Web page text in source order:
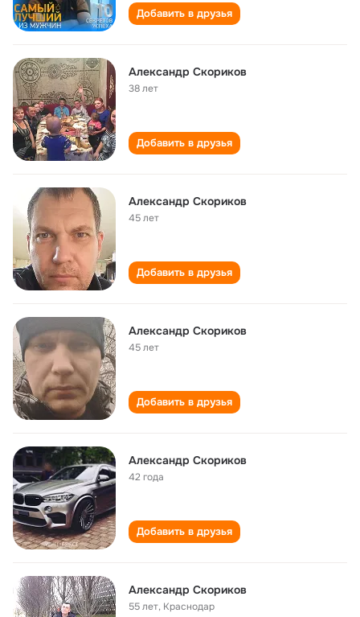
Добавить в друзья
Александр Скориков
38 лет
Добавить в друзья
Александр Скориков
45 лет
Добавить в друзья
Александр Скориков
45 лет
Добавить в друзья
Александр Скориков
42 года
Добавить в друзья
Александр Скориков
55 лет, Краснодар